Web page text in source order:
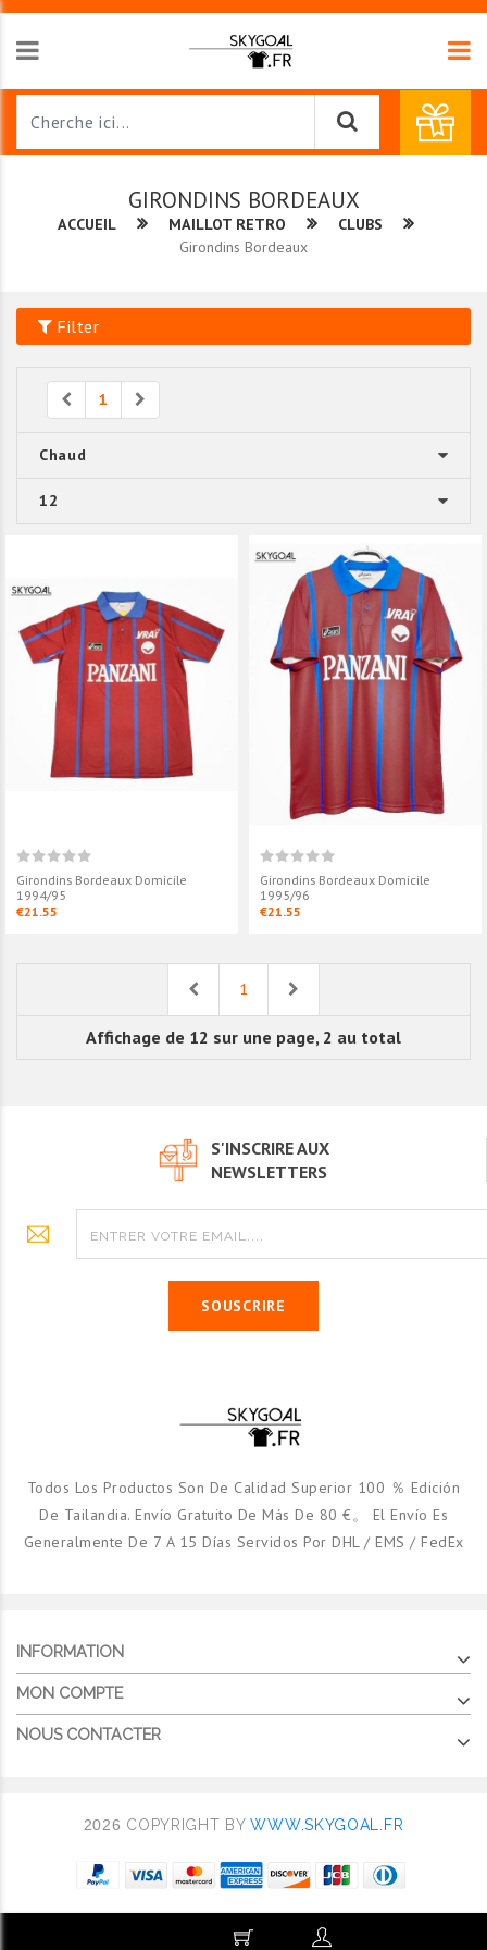
GIRONDINS BORDEAUX
ACCUEIL MAILLOT RETRO
CLUBS
Girondins Bordeaux
Filter
Previous
1
Girondins Bordeaux Domicile
1994/95
€21.55
Girondins Bordeaux Domicile
1995/96
€21.55
Previous1
Affichage de 12 sur une page, 2 au total
S'INSCRIRE AUX
NEWSLETTERS
SOUSCRIRE
Todos Los Productos Son De Calidad Superior 100 ％ Edición
De Tailandia. Envío Gratuito De Más De 80 €。 El Envío Es
Generalmente De 7 A 15 Días Servidos Por DHL / EMS / FedEx
INFORMATION
MON COMPTE
NOUS CONTACTER
2026 COPYRIGHT BYWWW.SKYGOAL.FR